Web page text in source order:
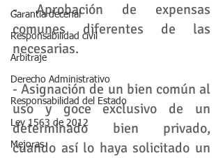
Garantia decenal
Responsabilidad civil
Arbitraje
Derecho Administrativo
Responsabilidad del Estado
Ley 1563 de 2012
Mejoras
- Aprobación de expensas
comunes diferentes de las
necesarias.
- Asignación de un bien común al
uso y goce exclusivo de un
determinado bien privado,
cuando así lo haya solicitado un